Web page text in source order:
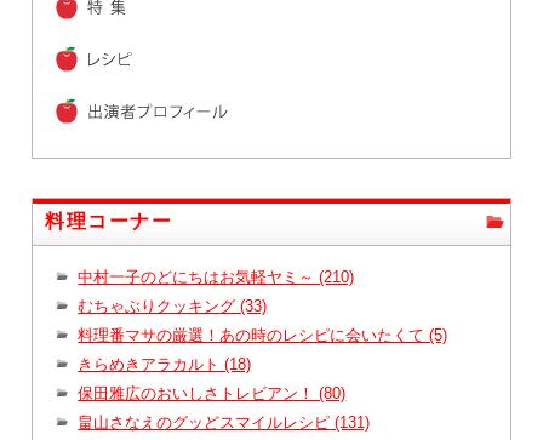
料理コーナー
中村一子のどにちはお気軽ヤミ～ (210)
むちゃぶりクッキング (33)
料理番マサの厳選！あの時のレシピに会いたくて (5)
きらめきアラカルト (18)
保田雅広のおいしさトレビアン！ (80)
畠山さなえのグッどスマイルレシピ (131)